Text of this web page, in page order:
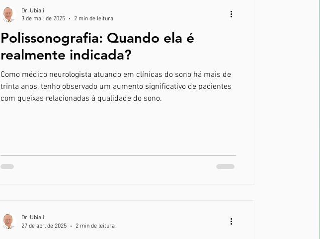
Polissonografia: Quando ela é
realmente indicada?
Como médico neurologista atuando em clínicas do sono há mais de
trinta anos, tenho observado um aumento significativo de pacientes
com queixas relacionadas à qualidade do sono.
Dr. Ubiali
3 de mai. de 2025
2 min de leitura
Dr. Ubiali
27 de abr. de 2025
2 min de leitura